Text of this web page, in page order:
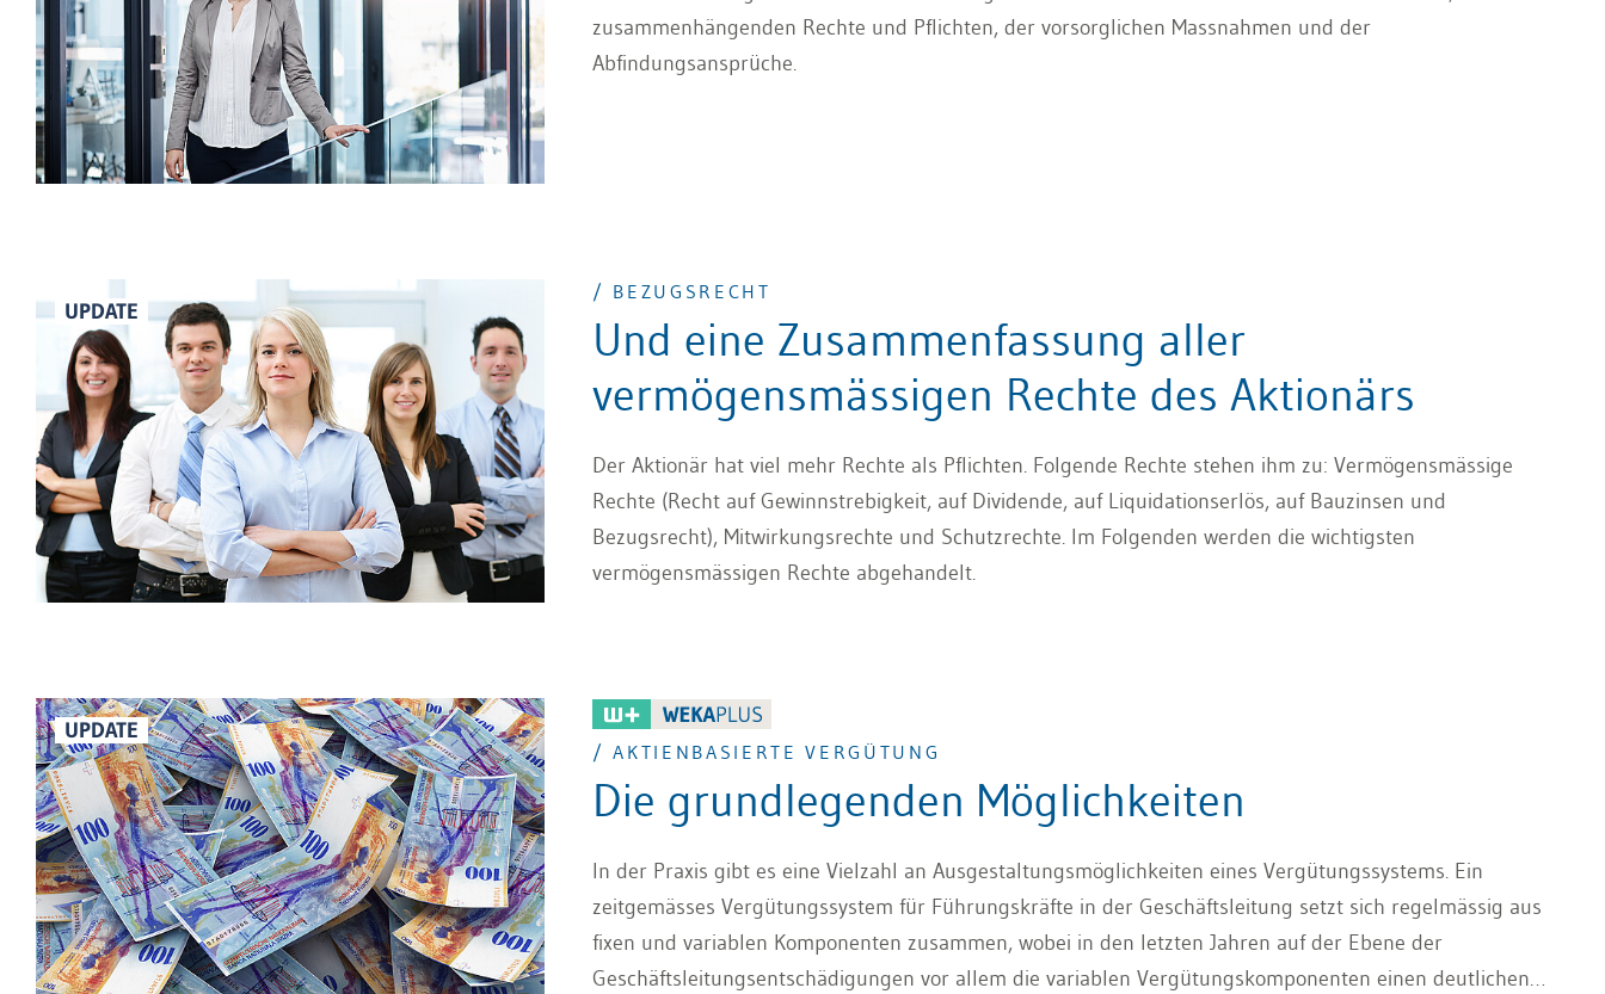
zusammenhängenden Rechte und Pflichten, der vorsorglichen Massnahmen und der
Abfindungsansprüche.
UPDATE
/ BEZUGSRECHT
Und eine Zusammenfassung aller
vermögensmässigen Rechte des Aktionärs
Der Aktionär hat viel mehr Rechte als Pflichten. Folgende Rechte stehen ihm zu: Vermögensmässige
Rechte (Recht auf Gewinnstrebigkeit, auf Dividende, auf Liquidationserlös, auf Bauzinsen und
Bezugsrecht), Mitwirkungsrechte und Schutzrechte. Im Folgenden werden die wichtigsten
vermögensmässigen Rechte abgehandelt.
UPDATE
/ AKTIENBASIERTE VERGÜTUNG
Die grundlegenden Möglichkeiten
In der Praxis gibt es eine Vielzahl an Ausgestaltungsmöglichkeiten eines Vergütungssystems. Ein
zeitgemässes Vergütungssystem für Führungskräfte in der Geschäftsleitung setzt sich regelmässig aus
fixen und variablen Komponenten zusammen, wobei in den letzten Jahren auf der Ebene der
Geschäftsleitungsentschädigungen vor allem die variablen Vergütungskomponenten einen deutlichen